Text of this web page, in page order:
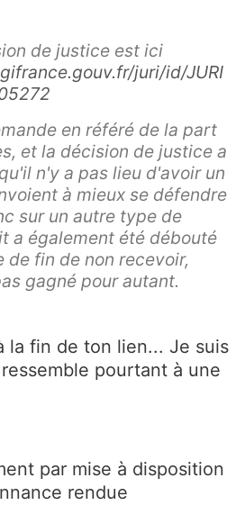
de justice est ici
juri/id/JURI
en référé de la part
et la décision de justice a
n'y a pas lieu d'avoir un
à mieux se défendre
sur un autre type de
a également été débouté
de fin de non recevoir,
gagné pour autant.
la fin de ton lien... Je suis
pourtant à une
par mise à disposition
rendue